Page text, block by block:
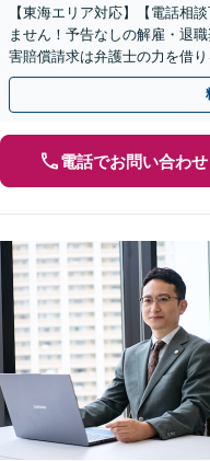
【東海エリア対応】【電話相
ません！予告なしの解雇・退
害賠償請求は弁護士の力を借
従業員トラブルは、慎重な対
電話でお問い合わせ